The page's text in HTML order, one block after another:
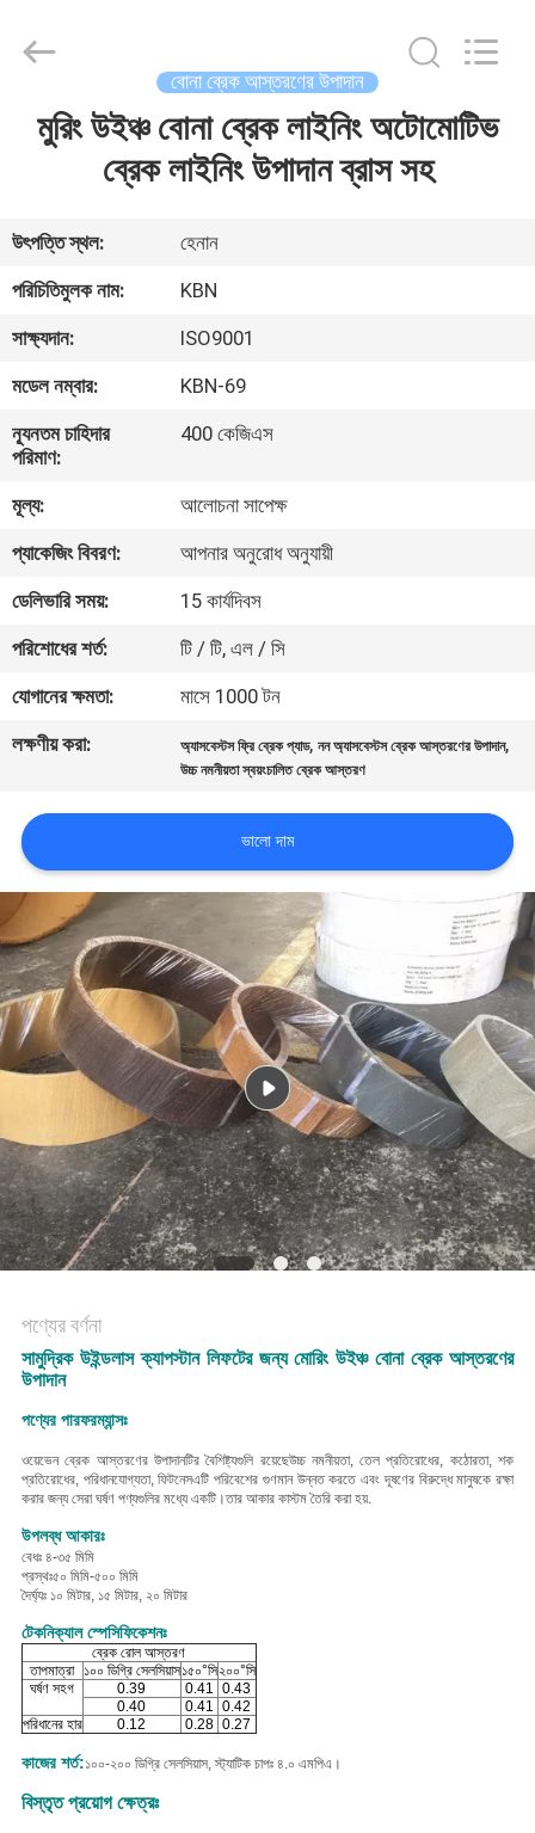
বাড়ি
আমাদের
সম্পর্কে
কারখানা
ভ্রমণ
মান
নিয়ন্ত্রণ
যোগাযোগ
করুন
উদ্ধৃতির
আবেদন
সাইট
ম্যাপ
PRIVACY
POLICY
Reserved.
বোনা ব্রেক আস্তরণের উপাদান
মুরিং উইঞ্চ বোনা ব্রেক লাইনিং অটোমোটিভ
ব্রেক লাইনিং উপাদান ব্রাস সহ
উৎপত্তি স্থল:
হেনান
পরিচিতিমুলক নাম:
KBN
সাক্ষ্যদান:
ISO9001
মডেল নম্বার:
KBN-69
ন্যূনতম চাহিদার
পরিমাণ:
400 কেজিএস
মূল্য:
আলোচনা সাপেক্ষ
প্যাকেজিং বিবরণ:
আপনার অনুরোধ অনুযায়ী
ডেলিভারি সময়:
15 কার্যদিবস
পরিশোধের শর্ত:
টি / টি, এল / সি
যোগানের ক্ষমতা:
মাসে 1000 টন
লক্ষণীয় করা:
অ্যাসবেস্টস ফ্রি ব্রেক প্যাড,নন অ্যাসবেস্টস ব্রেক আস্তরণের উপাদান,
উচ্চ নমনীয়তা স্বয়ংচালিত ব্রেক আস্তরণ
ভালো দাম
পণ্যের বর্ণনা
সামুদ্রিক উইন্ডলাস ক্যাপস্টান লিফটের জন্য মোরিং উইঞ্চ বোনা ব্রেক আস্তরণের
উপাদান
পণ্যের পারফরম্যান্সঃ
ওয়েভেন ব্রেক আস্তরণের উপাদানটির বৈশিষ্ট্যগুলি রয়েছেউচ্চ নমনীয়তা, তেল প্রতিরোধের, কঠোরতা, শক
প্রতিরোধের, পরিধানযোগ্যতা, ফিটনেসএটি পরিবেশের গুণমান উন্নত করতে এবং দূষণের বিরুদ্ধে মানুষকে রক্ষা
করার জন্য সেরা ঘর্ষণ পণ্যগুলির মধ্যে একটি।তার আকার কাস্টম তৈরি করা হয়.
উপলব্ধ আকারঃ
বেধঃ ৪-৩৫ মিমি
প্রস্থঃ৫০ মিমি-৫০০ মিমি
দৈর্ঘ্যঃ ১০ মিটার, ১৫ মিটার, ২০ মিটার
টেকনিক্যাল স্পেসিফিকেশনঃ
ব্রেক রোল আস্তরণ
তাপমাত্রা
১০০ ডিগ্রি সেলসিয়াস১৫০°সি২০০°সি
ঘর্ষণ সহগ
0.39 0.41
0.43
0.40
0.41
0.42
পরিধানের হার
0.12 0.28 0.27
কাজের শর্ত:১০০-২০০ ডিগ্রি সেলসিয়াস, স্ট্যাটিক চাপঃ ৪.০ এমপিএ।
বিস্তৃত প্রয়োগ ক্ষেত্রঃ